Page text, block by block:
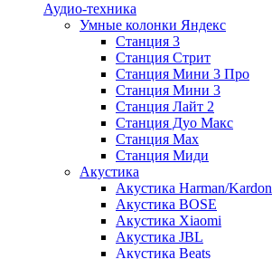
Аудио-техника
Умные колонки Яндекс
Станция 3
Станция Стрит
Станция Мини 3 Про
Станция Мини 3
Станция Лайт 2
Станция Дуо Макс
Станция Max
Станция Миди
Акустика
Акустика Harman/Kardon
Акустика BOSE
Акустика Xiaomi
Акустика JBL
Акустика Beats